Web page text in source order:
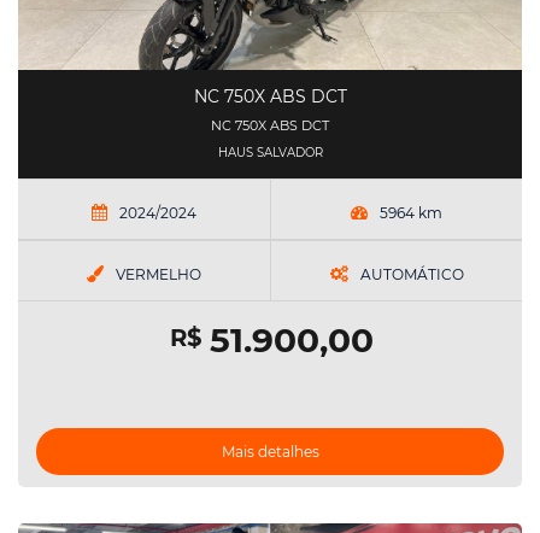
NC 750X ABS DCT
NC 750X ABS DCT
HAUS SALVADOR
2024/2024 5964 km
VERMELHO AUTOMÁTICO
R$51.900,00
Mais detalhes